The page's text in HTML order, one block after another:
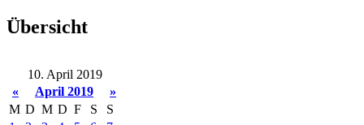
Übersicht
10. April 2019
«
April 2019
»
M D M D F S
S